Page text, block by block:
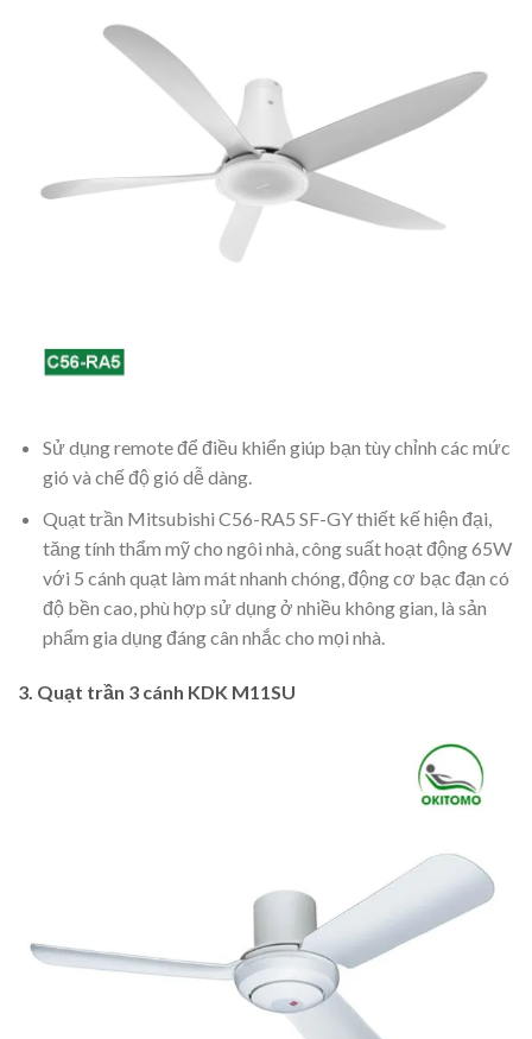
Sử dụng remote để điều khiển giúp bạn tùy chỉnh các mức
gió và chế độ gió dễ dàng.
Quạt trần Mitsubishi C56-RA5 SF-GY thiết kế hiện đại,
tăng tính thẩm mỹ cho ngôi nhà, công suất hoạt động 65W
với 5 cánh quạt làm mát nhanh chóng, động cơ bạc đạn có
độ bền cao, phù hợp sử dụng ở nhiều không gian, là sản
phẩm gia dụng đáng cân nhắc cho mọi nhà.
3. Quạt trần 3 cánh KDK M11SU